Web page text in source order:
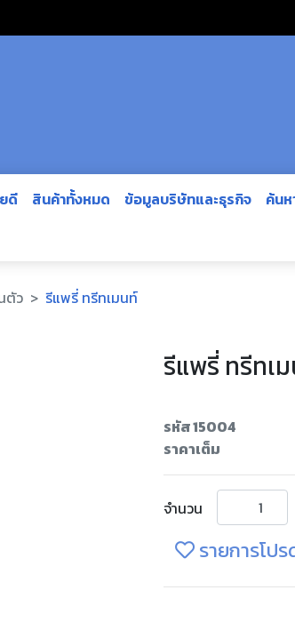
ดี สินค้าทั้งหมด ข้อมูลบริษัทและธุรกิจ ค้น
ตัว รีแพรี่ ทรีทเมนท์
รีแพรี่ ทรีทเ
รหัส 15004
ราคาเต็ม
จำนวน
รายการโปร